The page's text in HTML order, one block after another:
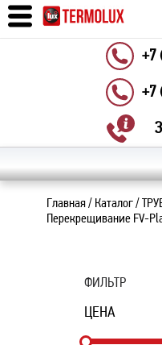
+7
+7
Главная/ Каталог/
Перекрещивание FV-
ФИЛЬТР
ЦЕНА